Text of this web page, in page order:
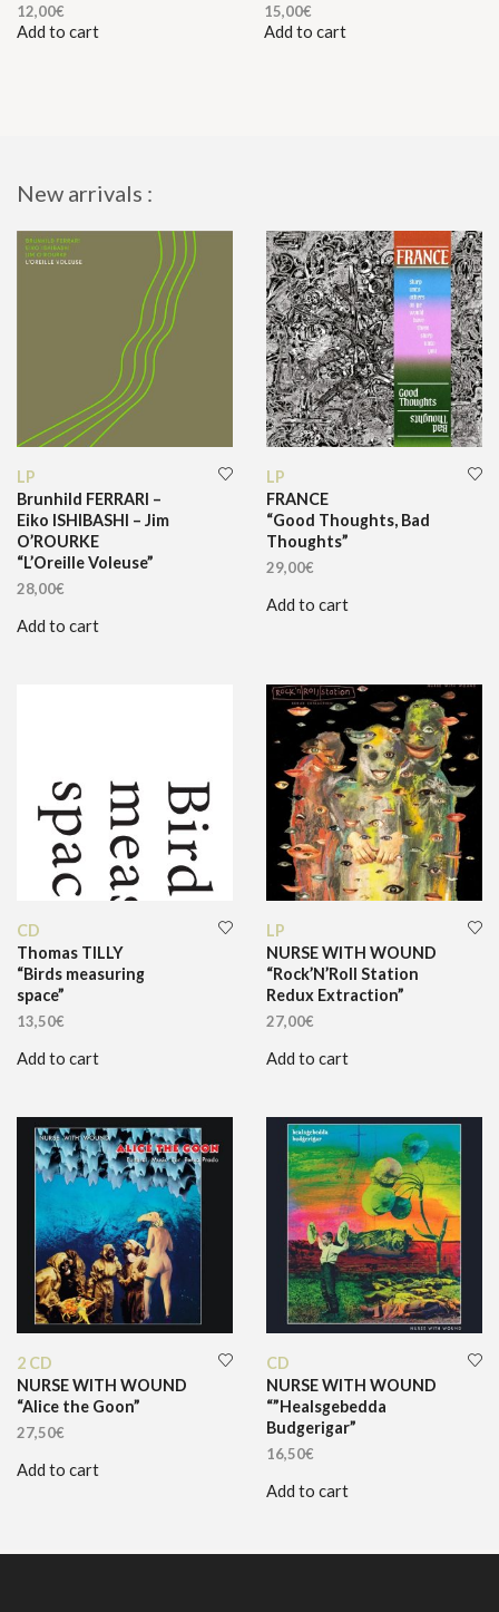
12,00€
Add to cart
15,00€
Add to cart
New arrivals :
LP
Brunhild FERRARI –
Eiko ISHIBASHI – Jim
O’ROURKE
“L’Oreille Voleuse”
28,00€
Add to cart
LP
FRANCE
“Good Thoughts, Bad
Thoughts”
29,00€
Add to cart
CD
Thomas TILLY
“Birds measuring
space”
13,50€
Add to cart
LP
NURSE WITH WOUND
“Rock’N’Roll Station
Redux Extraction”
27,00€
Add to cart
2 CD
NURSE WITH WOUND
“Alice the Goon”
27,50€
Add to cart
CD
NURSE WITH WOUND
“”Healsgebedda
Budgerigar”
16,50€
Add to cart